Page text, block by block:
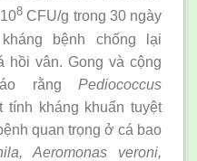
8 CFU/g trong 30 ngày
bệnh chống lại
hồi vân. Gong và cộng
rằng Pediococcus
tính kháng khuẩn tuyệt
quan trọng ở cá bao
Aeromonas veroni,